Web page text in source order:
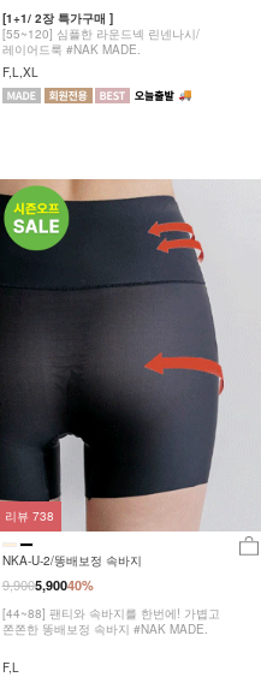
[1+1/ 2장 특가구매 ]
[55~120] 심플한 라운드넥 린넨나시/
레이어드룩 #NAK MADE.
F,L,XL
NKA-U-2/똥배보정 속바지
40%
9,9005,900
[44~88] 팬티와 속바지를 한번에! 가볍고
쫀쫀한 똥배보정 속바지 #NAK MADE.
F,L
리뷰 738